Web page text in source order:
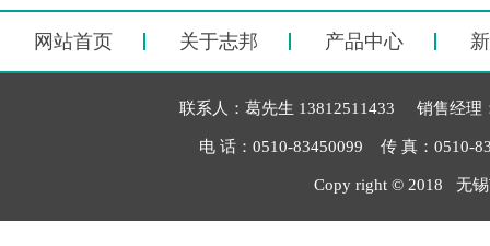
网站首页 关于志邦 产品中心
联系人：葛先生 13812511433 销售经理
电 话：0510-83450099 传 真：0510-
Copy right © 2018 无